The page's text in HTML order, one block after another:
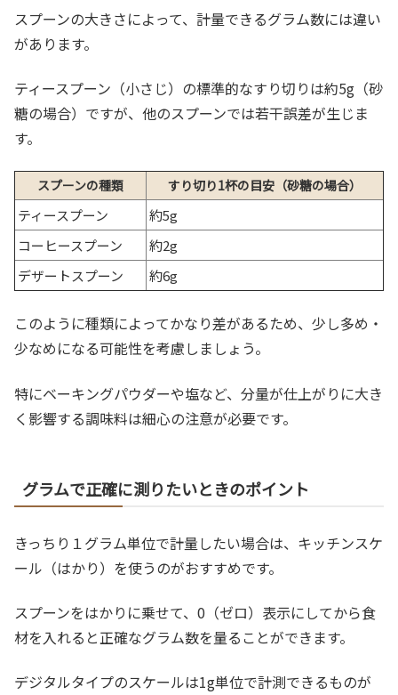
スプーンの大きさによって、計量できるグラム数には違い
があります。
ティースプーン（小さじ）の標準的なすり切りは約5g（砂
糖の場合）ですが、他のスプーンでは若干誤差が生じま
す。
スプーンの種類 すり切り1杯の目安（砂糖の場合）
ティースプーン
約5g
コーヒースプーン
約2g
デザートスプーン
約6g
このように種類によってかなり差があるため、少し多め・
少なめになる可能性を考慮しましょう。
特にベーキングパウダーや塩など、分量が仕上がりに大き
く影響する調味料は細心の注意が必要です。
グラムで正確に測りたいときのポイント
きっちり１グラム単位で計量したい場合は、キッチンスケ
ール（はかり）を使うのがおすすめです。
スプーンをはかりに乗せて、0（ゼロ）表示にしてから食
材を入れると正確なグラム数を量ることができます。
デジタルタイプのスケールは1g単位で計測できるものが